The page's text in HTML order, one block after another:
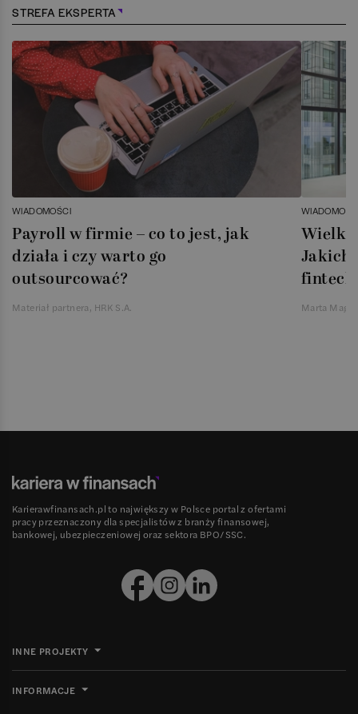
STREFA EKSPERTA
WIADOMOŚCI
Payroll w firmie – co to jest, jak
działa i czy warto go
outsourcować?
Materiał partnera, HRK S.A.
Jakich
Marta
Karierawfinansach.pl to największy w Polsce portal z ofertami
pracy przeznaczony dla specjalistów z branży finansowej,
bankowej, ubezpieczeniowej oraz sektora BPO/SSC.
INNE PROJEKTY
INFORMACJE